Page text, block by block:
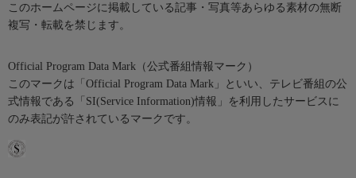
このホームページに掲載している記事・写真等あらゆる素材の無断
複写・転載を禁じます。
Official Program Data Mark（公式番組情報マーク）
このマークは「Official Program Data Mark」といい、テレビ番組の公
式情報である「SI(Service Information)情報」を利用したサービスに
のみ表記が許されているマークです。